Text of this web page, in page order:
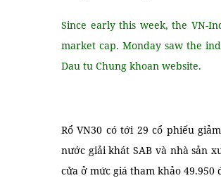
Since early this week, the VN-
market cap. Monday saw the
Dau tu Chung khoan website.
Rổ VN30 có tới 29 cổ phiếu
nước giải khát SAB và nhà sản
cửa ở mức giá tham khảo 49.950